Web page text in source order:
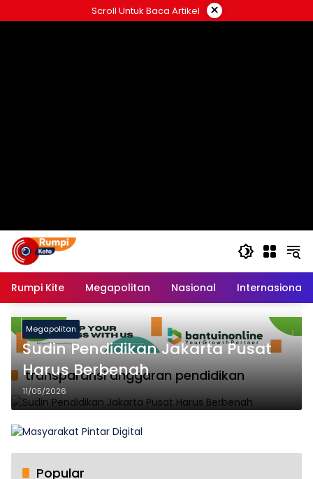
ke
Scroll Untuk Baca Artikel ×
Rumpi Kite Megapolitan Nasional Internasional
transparansi anggaran pendidikan
Megapolitan
Sudin Pendidikan Jakarta Pusat
Harus Berbenah
11/05/2026
Popular